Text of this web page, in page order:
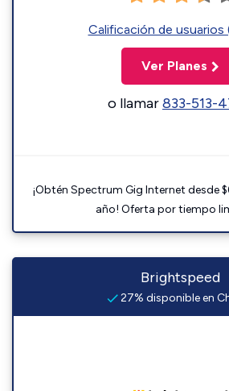
Calificación de usuarios
Ver Planes
o llamar833-513-
¡Obtén Spectrum Gig Internet desde
año! Oferta por tiempo
Brightspeed
27% disponible en